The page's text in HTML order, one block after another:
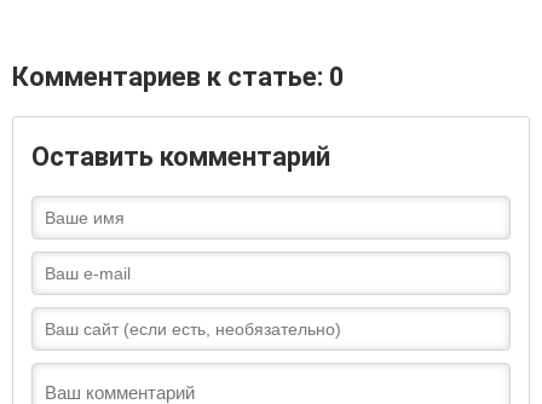
Комментариев к статье: 0
Оставить комментарий